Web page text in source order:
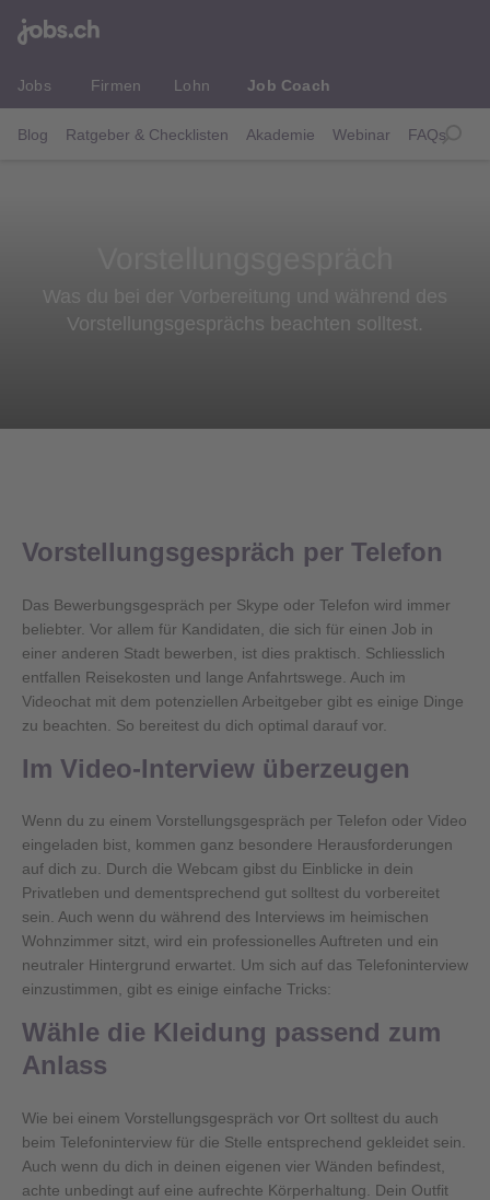
Jobs Firmen Lohn Job Coach
Blog Ratgeber & Checklisten Akademie Webinar FAQs
Was du bei der Vorbereitung und während des
Vorstellungsgesprächs beachten solltest.
Vorstellungsgespräch per Telefon
Das Bewerbungsgespräch per Skype oder Telefon wird immer
beliebter. Vor allem für Kandidaten, die sich für einen Job in
einer anderen Stadt bewerben, ist dies praktisch. Schliesslich
entfallen Reisekosten und lange Anfahrtswege. Auch im
Videochat mit dem potenziellen Arbeitgeber gibt es einige Dinge
zu beachten. So bereitest du dich optimal darauf vor.
Im Video-Interview überzeugen
Wenn du zu einem Vorstellungsgespräch per Telefon oder Video
eingeladen bist, kommen ganz besondere Herausforderungen
auf dich zu. Durch die Webcam gibst du Einblicke in dein
Privatleben und dementsprechend gut solltest du vorbereitet
sein. Auch wenn du während des Interviews im heimischen
Wohnzimmer sitzt, wird ein professionelles Auftreten und ein
neutraler Hintergrund erwartet. Um sich auf das Telefoninterview
einzustimmen, gibt es einige einfache Tricks:
Wähle die Kleidung passend zum
Anlass
Wie bei einem Vorstellungsgespräch vor Ort solltest du auch
beim Telefoninterview für die Stelle entsprechend gekleidet sein.
Auch wenn du dich in deinen eigenen vier Wänden befindest,
achte unbedingt auf eine aufrechte Körperhaltung. Dein Outfit